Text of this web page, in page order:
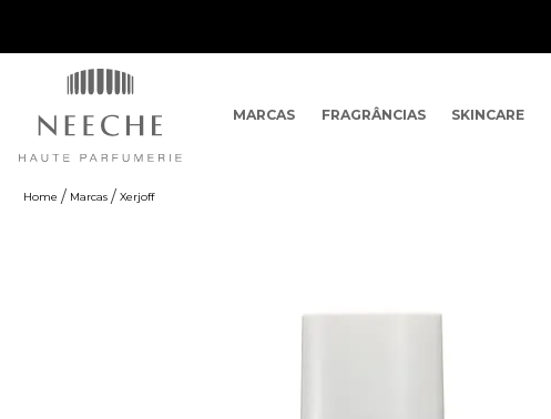
MARCAS FRAGRÂNCIAS SKINCARE
Marcas Xerjoff